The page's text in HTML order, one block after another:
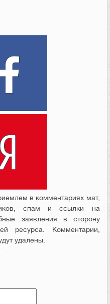
в комментариях мат,
спам и ссылки на
заявления в сторону
ресурса. Комментарии,
удалены.